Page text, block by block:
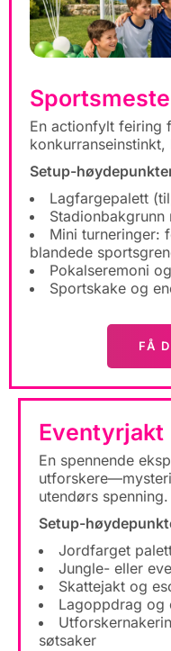
En actionfylt feiring
Setup-
Lagfargepalett
Mini turneringer:
blandede
Pokalseremoni
Sportskake og
FÅ
Eventyrjakt
En spennende
utendørs spenning.
Setup-
Jordfarget
Jungle- eller
Skattejakt og
Lagoppdrag og
søtsaker